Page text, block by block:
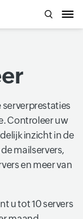
Controleer uw
inzicht in de
mailservers,
en meer van
u tot 10 servers